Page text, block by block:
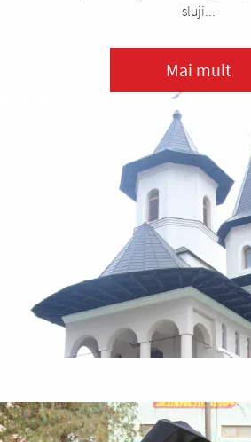
sluji...
Mai mult